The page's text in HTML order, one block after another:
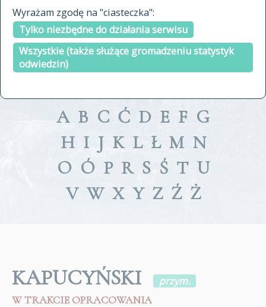
Wyrażam zgodę na "ciasteczka":
Tylko niezbędne do działania serwisu
Wszystkie (także służące gromadzeniu statystyk
odwiedzin)
indeksie
a fronte
a tergo
A B C Ć D E F G
H I J K L Ł M N
O Ó P R S Ś T U
V W X Y Z Ź Ż
KAPUCYŃSKI
przym.
W TRAKCIE OPRACOWANIA